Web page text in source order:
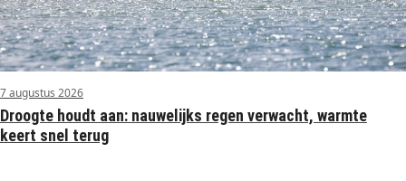
7 augustus 2026
Droogte houdt aan: nauwelijks regen verwacht, warmte
keert snel terug